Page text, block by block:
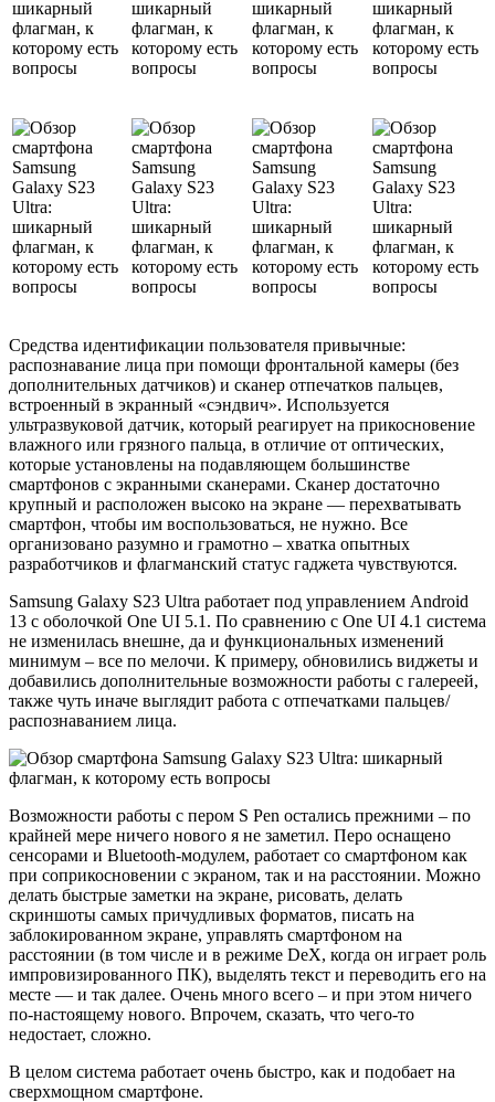
Средства идентификации пользователя привычные:
распознавание лица при помощи фронтальной камеры (без
дополнительных датчиков) и сканер отпечатков пальцев,
встроенный в экранный «сэндвич». Используется
ультразвуковой датчик, который реагирует на прикосновение
влажного или грязного пальца, в отличие от оптических,
которые установлены на подавляющем большинстве
смартфонов с экранными сканерами. Сканер достаточно
крупный и расположен высоко на экране — перехватывать
смартфон, чтобы им воспользоваться, не нужно. Все
организовано разумно и грамотно – хватка опытных
разработчиков и флагманский статус гаджета чувствуются.
Samsung Galaxy S23 Ultra работает под управлением Android
13 с оболочкой One UI 5.1. По сравнению с One UI 4.1 система
не изменилась внешне, да и функциональных изменений
минимум – все по мелочи. К примеру, обновились виджеты и
добавились дополнительные возможности работы с галереей,
также чуть иначе выглядит работа с отпечатками пальцев/
распознаванием лица.
Возможности работы с пером S Pen остались прежними – по
крайней мере ничего нового я не заметил. Перо оснащено
сенсорами и Bluetooth-модулем, работает со смартфоном как
при соприкосновении с экраном, так и на расстоянии. Можно
делать быстрые заметки на экране, рисовать, делать
скриншоты самых причудливых форматов, писать на
заблокированном экране, управлять смартфоном на
расстоянии (в том числе и в режиме DeX, когда он играет роль
импровизированного ПК), выделять текст и переводить его на
месте — и так далее. Очень много всего – и при этом ничего
по-настоящему нового. Впрочем, сказать, что чего-то
недостает, сложно.
В целом система работает очень быстро, как и подобает на
сверхмощном смартфоне.